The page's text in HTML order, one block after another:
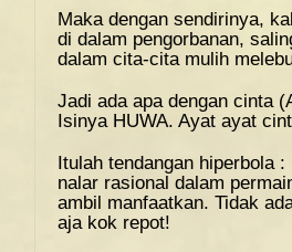
Maka dengan sendirinya,
di dalam pengorbanan,
dalam cita-cita mulih
Jadi ada apa dengan cinta
Isinya HUWA. Ayat ayat
Itulah tendangan hiperbola
nalar rasional dalam
ambil manfaatkan. Tidak
aja kok repot!